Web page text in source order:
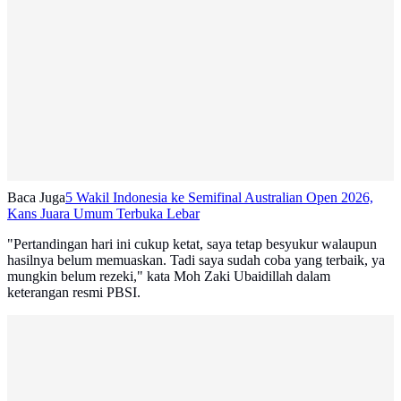
Baca Juga5 Wakil Indonesia ke Semifinal Australian Open 2026,
Kans Juara Umum Terbuka Lebar
"Pertandingan hari ini cukup ketat, saya tetap besyukur walaupun
hasilnya belum memuaskan. Tadi saya sudah coba yang terbaik, ya
mungkin belum rezeki," kata Moh Zaki Ubaidillah dalam
keterangan resmi PBSI.